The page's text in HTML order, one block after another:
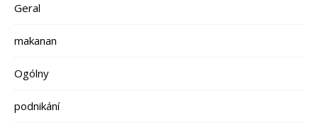
Geral
makanan
Ogólny
podnikání